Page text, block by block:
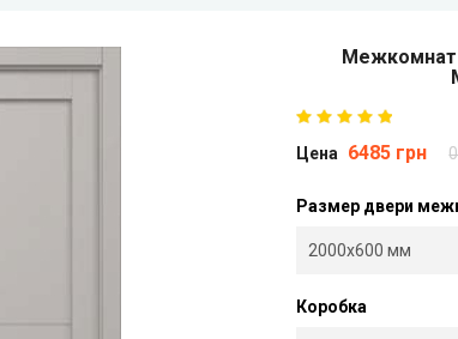
Цена 6485 грн
Размер двери
Коробка